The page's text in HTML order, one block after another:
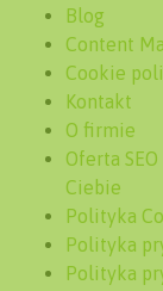
Blog
Content
Cookie
Kontakt
O firmie
Oferta
Ciebie
Polityka
Polityka
Polityka